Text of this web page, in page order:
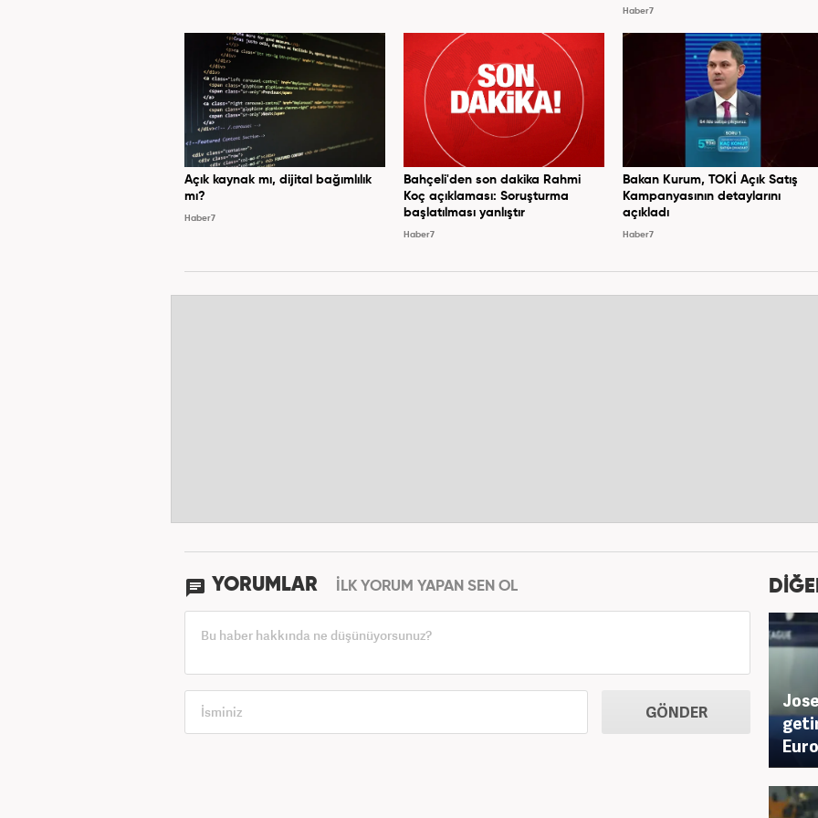
Haber7
Açık kaynak mı, dijital bağımlılık
mı?
Haber7
Bahçeli'den son dakika Rahmi
Koç açıklaması: Soruşturma
başlatılması yanlıştır
Haber7
Bakan Kurum, TOKİ Açık Satış
Kampanyasının detaylarını
açıkladı
Haber7
YORUMLAR İLK YORUM YAPAN SEN OL
GÖNDER